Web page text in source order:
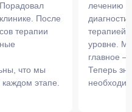
После
терапии
что мы
этапе.
лечению
уровне.
главное
Теперь